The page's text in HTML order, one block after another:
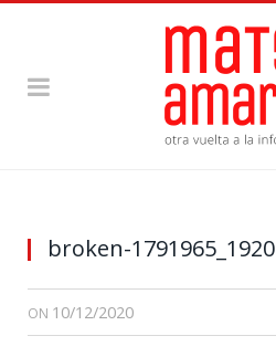
broken-1791965_1920
ON 10/12/2020